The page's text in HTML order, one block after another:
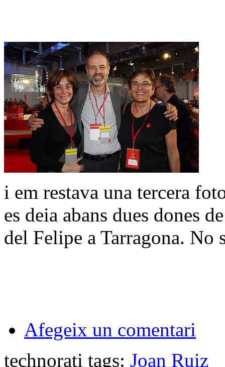
i em restava una tercera
es deia abans dues dones
del Felipe a Tarragona. No
Afegeix un comentari
technorati tags: Joan Ruiz